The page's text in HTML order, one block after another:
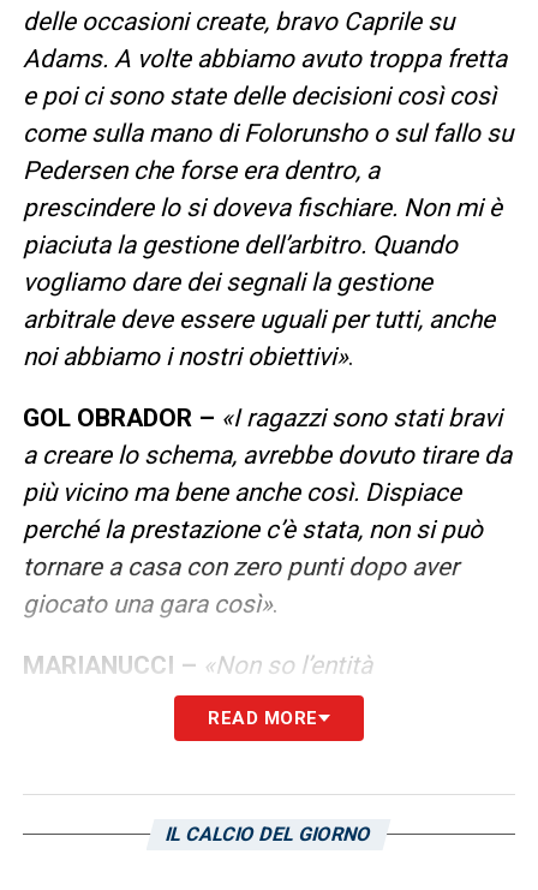
delle occasioni create, bravo Caprile su
Adams. A volte abbiamo avuto troppa fretta
e poi ci sono state delle decisioni così così
come sulla mano di Folorunsho o sul fallo su
Pedersen che forse era dentro, a
prescindere lo si doveva fischiare. Non mi è
piaciuta la gestione dell’arbitro. Quando
vogliamo dare dei segnali la gestione
arbitrale deve essere uguali per tutti, anche
noi abbiamo i nostri obiettivi».
GOL OBRADOR – «I ragazzi sono stati bravi
a creare lo schema, avrebbe dovuto tirare da
più vicino ma bene anche così. Dispiace
perché la prestazione c’è stata, non si può
tornare a casa con zero punti dopo aver
giocato una gara così».
MARIANUCCI – «Non so l’entità
dell’infortunio, ma sarebbe comunque
uscito. Si è fatto male al ginocchio, farà dei
Ultimissime Cagliari LIVE: tutte le novità
READ MORE
IL CALCIO DEL GIORNO